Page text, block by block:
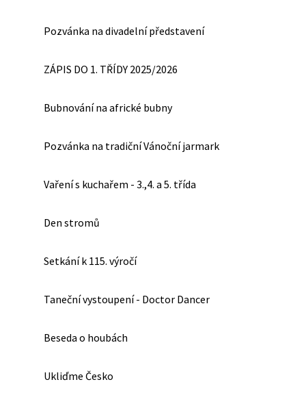
Pozvánka na divadelní představení
ZÁPIS DO 1. TŘÍDY 2025/2026
Bubnování na africké bubny
Pozvánka na tradiční Vánoční jarmark
Vaření s kuchařem - 3.,4. a 5. třída
Den stromů
Setkání k 115. výročí
Taneční vystoupení - Doctor Dancer
Beseda o houbách
Ukliďme Česko